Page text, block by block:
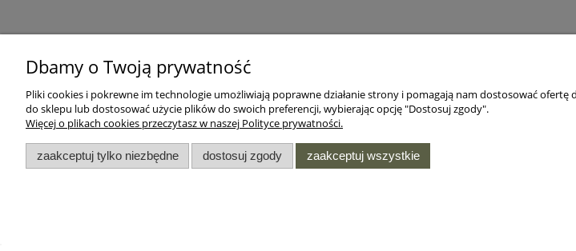
Dbamy o Twoją prywatność
Pliki cookies i pokrewne im technologie umożliwiają poprawne działanie strony i pomagają nam dostosować
do sklepu lub dostosować użycie plików do swoich preferencji, wybierając opcję "Dostosuj zgody".
Więcej o plikach cookies przeczytasz w naszej Polityce prywatności.
zaakceptuj tylko niezbędne dostosuj zgody zaakceptuj wszystkie